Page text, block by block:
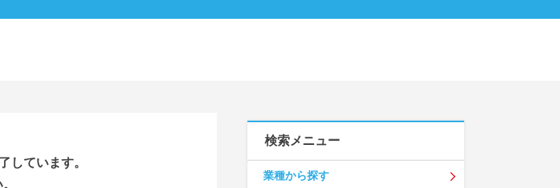
しています。
検索メニュー
業種から探す